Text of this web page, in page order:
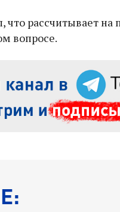
что рассчитывает
вопросе.